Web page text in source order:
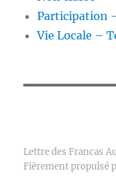
Participation
Vie Locale –
Lettre des Francas
Fièrement propulsé